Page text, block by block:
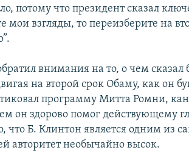
потому что президент сказал
мои взгляды, то переизберите на
внимания на то, о чем
на второй срок Обаму, как он
программу Митта Ромни,
он здорово помог действующему
что Б. Клинтон является одним из
авторитет необычайно высок.